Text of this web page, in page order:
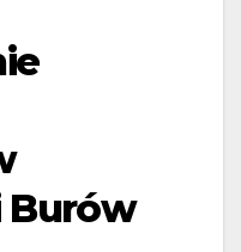
Burów